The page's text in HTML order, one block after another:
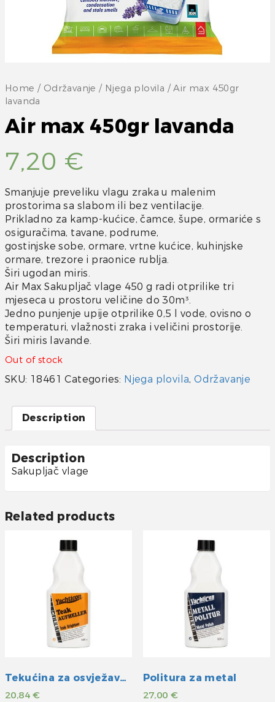
Home / Održavanje / Njega plovila / Air max 450gr
lavanda
Air max 450gr lavanda
7,20 €
Smanjuje preveliku vlagu zraka u malenim
prostorima sa slabom ili bez ventilacije.
Prikladno za kamp-kućice, čamce, šupe, ormariće s
osiguračima, tavane, podrume,
gostinjske sobe, ormare, vrtne kućice, kuhinjske
ormare, trezore i praonice rublja.
Širi ugodan miris.
Air Max Sakupljač vlage 450 g radi otprilike tri
mjeseca u prostoru veličine do 30m³.
Jedno punjenje upije otprilike 0,5 l vode, ovisno o
temperaturi, vlažnosti zraka i veličini prostorije.
Širi miris lavande.
Out of stock
SKU: 18461 Categories: Njega plovila,Održavanje
Description
Description
Sakupljač vlage
Related products
Tekućina za osvježavanje boje drveta
20,84€
Politura za metal
27,00€